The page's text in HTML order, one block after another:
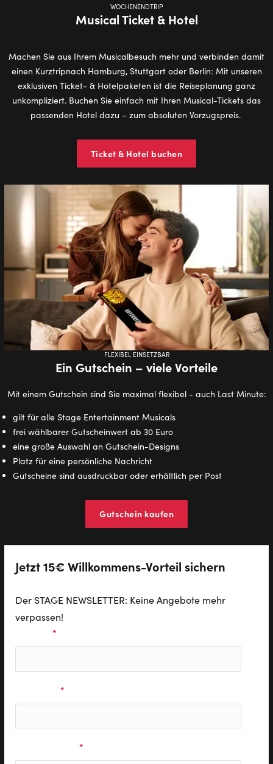
WOCHENENDTRIP
Musical Ticket & Hotel
Machen Sie aus Ihrem Musicalbesuch mehr und verbinden damit
einen Kurztripnach Hamburg, Stuttgart oder Berlin: Mit unseren
exklusiven Ticket- & Hotelpaketen ist die Reiseplanung ganz
unkompliziert. Buchen Sie einfach mit Ihren Musical-Tickets das
passenden Hotel dazu – zum absoluten Vorzugspreis.
Ticket & Hotel buchen
FLEXIBEL EINSETZBAR
Ein Gutschein – viele Vorteile
Mit einem Gutschein sind Sie maximal flexibel - auch Last Minute:
gilt für alle Stage Entertainment Musicals
frei wählbarer Gutscheinwert ab 30 Euro
eine große Auswahl an Gutschein-Designs
Platz für eine persönliche Nachricht
Gutscheine sind ausdruckbar oder erhältlich per Post
Gutschein kaufen
Jetzt 15€ Willkommens-Vorteil sichern
Der STAGE NEWSLETTER: Keine Angebote mehr
verpassen!
*
*
*